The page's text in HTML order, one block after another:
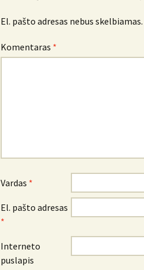
El. pašto adresas nebus skelbiamas.
Komentaras *
Vardas *
El. pašto adresas
*
Interneto
puslapis